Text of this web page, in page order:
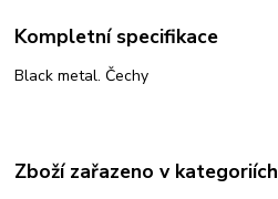
Kompletní specifikace
Black metal. Čechy
Zboží zařazeno v kategoriích